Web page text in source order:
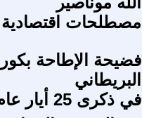
مصطلحات اقتصادية
فضيحة الإطاحة
البريطاني
في ذكرى 25 أيار عام 2000 – تحرير ولا حرية